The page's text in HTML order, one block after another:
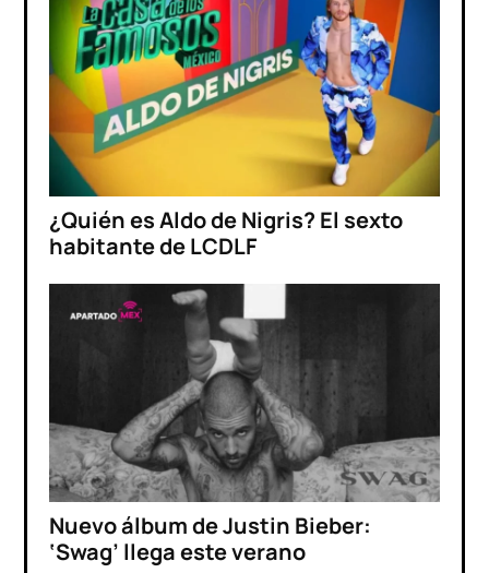
¿Quién es Aldo de Nigris? El sexto
habitante de LCDLF
Nuevo álbum de Justin Bieber:
‘Swag’ llega este verano